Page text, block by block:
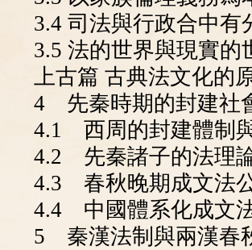
3.4 司法與行政合中有
3.5 法的世界與現實的
上古篇 古典法文化的
4 先秦時期的封建社
4.1 西周的封建體制
4.2 先秦諸子的法理
4.3 春秋晚期成文法
4.4 中國體系化成文
5 秦漢法制與兩漢春